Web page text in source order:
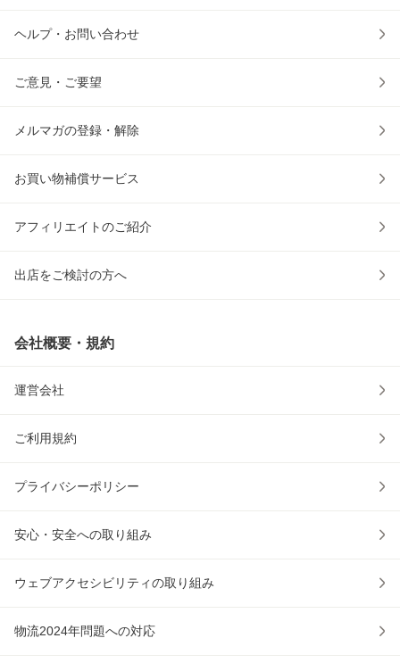
ヘルプ・お問い合わせ
ご意見・ご要望
メルマガの登録・解除
お買い物補償サービス
アフィリエイトのご紹介
出店をご検討の方へ
会社概要・規約
運営会社
ご利用規約
プライバシーポリシー
安心・安全への取り組み
ウェブアクセシビリティの取り組み
物流2024年問題への対応